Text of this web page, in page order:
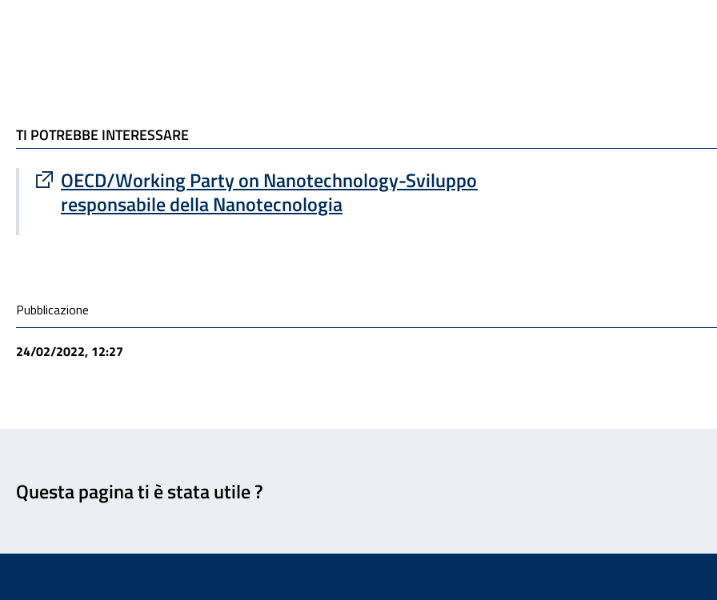
TI POTREBBE INTERESSARE
TI POTREBBE INTERESSARE
OECD/Working Party on Nanotechnology-Sviluppo
responsabile della Nanotecnologia
Sito esterno : apre una nuova finestra
Condivisione social
Pubblicazione
24/02/2022, 12:27
Questa pagina ti è stata utile ?